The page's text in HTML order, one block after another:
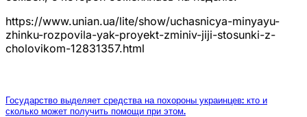
https://www.unian.ua/lite/show/uchasnicya-minyayu-
zhinku-rozpovila-yak-proyekt-zminiv-jiji-stosunki-z-
cholovikom-12831357.html
Государство выделяет средства на похороны украинцев: кто и
сколько может получить помощи при этом.